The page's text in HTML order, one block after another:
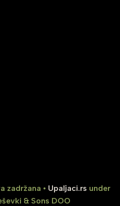
zadržana • Upaljaci.rs under
& Sons DOO